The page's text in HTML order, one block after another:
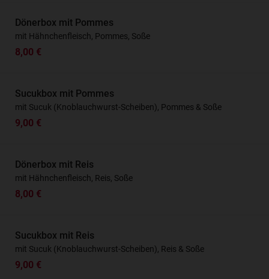
Dönerbox mit Pommes
mit Hähnchenfleisch, Pommes, Soße
8,00 €
Sucukbox mit Pommes
mit Sucuk (Knoblauchwurst-Scheiben), Pommes & Soße
9,00 €
Dönerbox mit Reis
mit Hähnchenfleisch, Reis, Soße
8,00 €
Sucukbox mit Reis
mit Sucuk (Knoblauchwurst-Scheiben), Reis & Soße
9,00 €